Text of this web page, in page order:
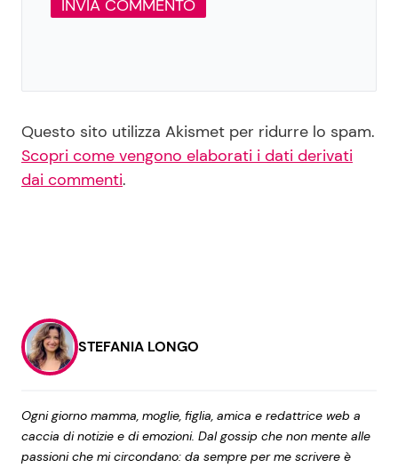
Questo sito utilizza Akismet per ridurre lo spam.
Scopri come vengono elaborati i dati derivati
dai commenti.
STEFANIA LONGO
Ogni giorno mamma, moglie, figlia, amica e redattrice web a
caccia di notizie e di emozioni. Dal gossip che non mente alle
passioni che mi circondano: da sempre per me scrivere è